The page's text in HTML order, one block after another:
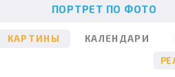
ПОРТРЕТ ПО ФОТО
КАРТИНЫ КАЛЕНДАРИ